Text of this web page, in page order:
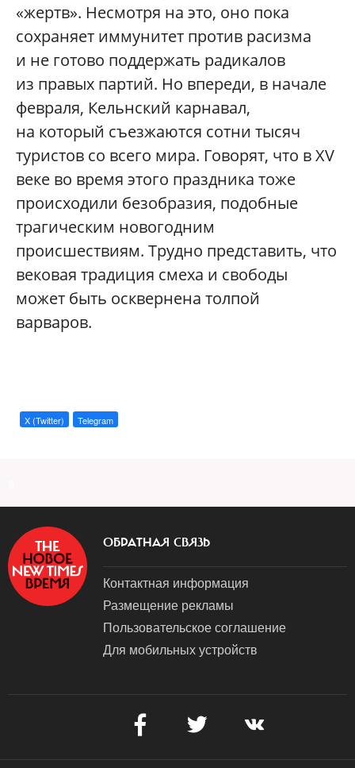
«жертв». Несмотря на это, оно пока
сохраняет иммунитет против расизма
и не готово поддержать радикалов
из правых партий. Но впереди, в начале
февраля, Кельнский карнавал,
на который съезжаются сотни тысяч
туристов со всего мира. Говорят, что в XV
веке во время этого праздника тоже
происходили безобразия, подобные
трагическим новогодним
происшествиям. Трудно представить, что
вековая традиция смеха и свободы
может быть осквернена толпой
варваров.
X (Twitter) Telegram
ОБРАТНАЯ СВЯЗЬ
Контактная информация
Размещение рекламы
Пользовательское соглашение
Для мобильных устройств